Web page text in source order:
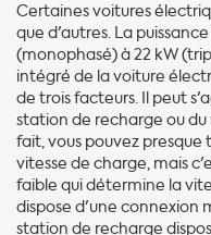
Certaines voitures
que d'autres. La
(monophasé) à 22 kW
intégré de la voiture
de trois facteurs. Il peut
station de recharge ou
fait, vous pouvez
vitesse de charge, mais
faible qui détermine la
dispose d'une connexion
station de recharge